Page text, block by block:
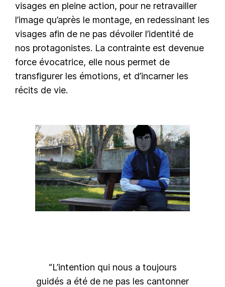
visages en pleine action, pour ne retravailler
l’image qu’après le montage, en redessinant les
visages afin de ne pas dévoiler l’identité de
nos protagonistes. La contrainte est devenue
force évocatrice, elle nous permet de
transfigurer les émotions, et d’incarner les
récits de vie.
“L’intention qui nous a toujours
guidés a été de ne pas les cantonner